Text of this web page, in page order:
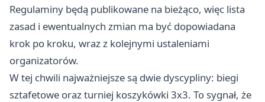
Regulaminy będą publikowane na bieżąco, więc lista
zasad i ewentualnych zmian ma być dopowiadana
krok po kroku, wraz z kolejnymi ustaleniami
organizatorów.
W tej chwili najważniejsze są dwie dyscypliny: biegi
sztafetowe oraz turniej koszykówki 3x3. To sygnał, że